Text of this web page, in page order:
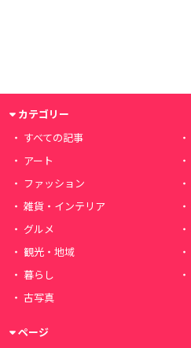
カテゴリー
すべての記事
アート
ファッション
雑貨・インテリア
グルメ
観光・地域
暮らし
古写真
ページ